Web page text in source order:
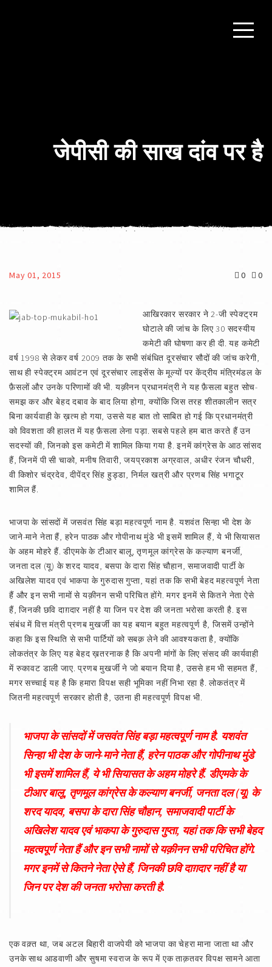
जेपीसी की साख दांव पर है
May 01, 2015 0 0
आखिरकार सरकार ने 2-जी स्पेक्ट्रम
घोटाले की जांच के लिए 30 सदस्यीय
कमेटी की घोषणा कर ही दी. यह कमेटी
वर्ष 1998 से लेकर वर्ष 2009 तक के सभी संबंधित दूरसंचार सौदों की जांच करेगी,
साथ ही स्पेक्ट्रम आवंटन एवं दूरसंचार लाइसेंस के मूल्यों पर केंद्रीय मंत्रिमंडल के
फ़ैसलों और उनके परिणामों की भी. यक़ीनन प्रधानमंत्री ने यह फ़ैसला बहुत सोच-
समझ कर और बेहद दबाव के बाद लिया होगा, क्योंकि जिस तरह शीतकालीन सत्र
बिना कार्यवाही के ख़त्म हो गया, उससे यह बात तो साबित हो गई कि प्रधानमंत्री
को विवशता की हालत में यह फ़ैसला लेना पड़ा. सबसे पहले हम बात करते हैं उन
सदस्यों की, जिनको इस कमेटी में शामिल किया गया है. इनमें कांग्रेस के आठ सांसद
हैं, जिनमें पी सी चाको, मनीष तिवारी, जयप्रकाश अग्रवाल, अधीर रंजन चौधरी,
वी किशोर चंद्रदेव, दीपेंद्र सिंह हुड्डा, निर्मल खत्री और प्रणब सिंह भगाटूर
शामिल हैं.
भाजपा के सांसदों में जसवंत सिंह बड़ा महत्वपूर्ण नाम है. यशवंत सिन्हा भी देश के
जाने-माने नेता हैं, हरेन पाठक और गोपीनाथ मुंडे भी इसमें शामिल हैं, ये भी सियासत
के अहम मोहरे हैं. डीएमके के टीआर बालू, तृणमूल कांग्रेस के कल्याण बनर्जी,
जनता दल (यू) के शरद यादव, बसपा के दारा सिंह चौहान, समाजवादी पार्टी के
अखिलेश यादव एवं भाकपा के गुरुदास गुप्ता, यहां तक कि सभी बेहद महत्वपूर्ण नेता
हैं और इन सभी नामों से यक़ीनन सभी परिचित होंगे. मगर इनमें से कितने नेता ऐसे
हैं, जिनकी छवि दाग़दार नहीं है या जिन पर देश की जनता भरोसा करती है. इस
संबंध में वित्त मंत्री प्रणब मुखर्जी का यह बयान बहुत महत्वपूर्ण है, जिसमें उन्होंने
कहा कि इस स्थिति से सभी पार्टियों को सबक़ लेने की आवश्यकता है, क्योंकि
लोकतंत्र के लिए यह बेहद ख़तरनाक है कि अपनी मांगों के लिए संसद की कार्यवाही
में रुकावट डाली जाए. प्रणब मुखर्जी ने जो बयान दिया है, उससे हम भी सहमत हैं,
मगर सच्चाई यह है कि हमारा विपक्ष सही भूमिका नहीं निभा रहा है. लोकतंत्र में
जितनी महत्वपूर्ण सरकार होती है, उतना ही महत्वपूर्ण विपक्ष भी.
भाजपा के सांसदों में जसवंत सिंह बड़ा महत्वपूर्ण नाम है. यशवंत
सिन्हा भी देश के जाने-माने नेता हैं, हरेन पाठक और गोपीनाथ मुंडे
भी इसमें शामिल हैं, ये भी सियासत के अहम मोहरे हैं. डीएमके के
टीआर बालू, तृणमूल कांग्रेस के कल्याण बनर्जी, जनता दल (यू) के
शरद यादव, बसपा के दारा सिंह चौहान, समाजवादी पार्टी के
अखिलेश यादव एवं भाकपा के गुरुदास गुप्ता, यहां तक कि सभी बेहद
महत्वपूर्ण नेता हैं और इन सभी नामों से यक़ीनन सभी परिचित होंगे.
मगर इनमें से कितने नेता ऐसे हैं, जिनकी छवि दाग़दार नहीं है या
जिन पर देश की जनता भरोसा करती है.
एक वक़्त था, जब अटल बिहारी वाजपेयी को भाजपा का चेहरा माना जाता था और
उनके साथ आडवाणी और सुषमा स्वराज के रूप में एक ताक़तवर विपक्ष सामने आता